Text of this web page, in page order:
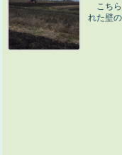
こち
れた壁